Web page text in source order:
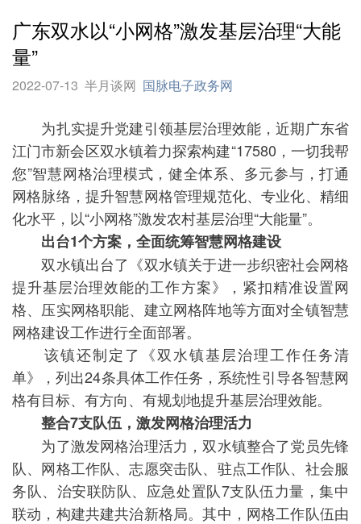
广东双水以“小网格”激发基层治理“大能
量”
2022-07-13 半月谈网 国脉电子政务网
为扎实提升党建引领基层治理效能，近期广东省
江门市新会区双水镇着力探索构建“17580，一切我帮
您”智慧网格治理模式，健全体系、多元参与，打通
网格脉络，提升智慧网格管理规范化、专业化、精细
化水平，以“小网格”激发农村基层治理“大能量”。
出台1个方案，全面统筹智慧网格建设
双水镇出台了《双水镇关于进一步织密社会网格
提升基层治理效能的工作方案》，紧扣精准设置网
格、压实网格职能、建立网格阵地等方面对全镇智慧
网格建设工作进行全面部署。
该镇还制定了《双水镇基层治理工作任务清
单》，列出24条具体工作任务，系统性引导各智慧网
格有目标、有方向、有规划地提升基层治理效能。
整合7支队伍，激发网格治理活力
为了激发网格治理活力，双水镇整合了党员先锋
队、网格工作队、志愿突击队、驻点工作队、社会服
务队、治安联防队、应急处置队7支队伍力量，集中
联动，构建共建共治新格局。其中，网格工作队伍由